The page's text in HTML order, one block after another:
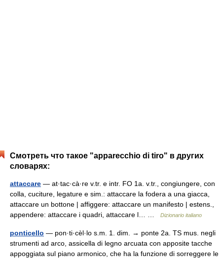
Смотреть что такое "apparecchio di tiro" в других
словарях:
attaccare — at·tac·cà·re v.tr. e intr. FO 1a. v.tr., congiungere, con
colla, cuciture, legature e sim.: attaccare la fodera a una giacca,
attaccare un bottone | affiggere: attaccare un manifesto | estens.,
appendere: attaccare i quadri, attaccare l… …
Dizionario italiano
ponticello — pon·ti·cèl·lo s.m. 1. dim. → ponte 2a. TS mus. negli
strumenti ad arco, assicella di legno arcuata con apposite tacche
appoggiata sul piano armonico, che ha la funzione di sorreggere le